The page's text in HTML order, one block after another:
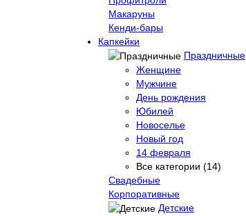
Макаруны
Кенди-бары
Капкейки
Праздничные
Женщине
Мужчине
День рождения
Юбилей
Новоселье
Новый год
14 февраля
Все категории (14)
Свадебные
Корпоративные
Детские